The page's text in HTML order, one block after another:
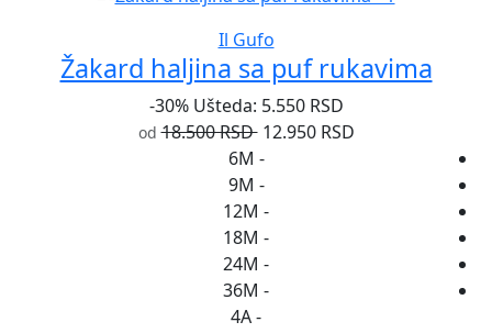
Il Gufo
Žakard haljina sa puf rukavima
-30% Ušteda: 5.550 RSD
od 18.500 RSD 12.950 RSD
6M -
9M -
12M -
18M -
24M -
36M -
4A-